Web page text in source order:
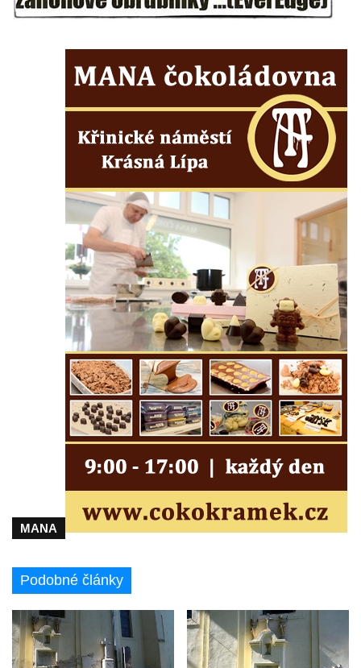
Lužici
Pamětní deska pochodu smrti v Saupsdorfu
Pomník obětem 2. světové války v parku
Památník obětem holokaustu v Lipové ulici
Pomník obětem válek v Jeníkově
Pamětní deska obětem 1. světové války na
kapli Panny Marie v Lahošti
Pomník obětem 2. světové války v parku v
Mikulášovicích
Pomník obětem bombardování 8. 5. 1945 v
ulici U Plovárny ve Frýdlantu
Pamětní deska Rumburské vzpoury na
Základní škole Tyršova v Rumburku
Socha Nepokořený v parku Rumburské
vzpoury v Rumburku
židovského hřbitova v Kovanicích
úřadě v Kovanicích
Kovanicích
Pomník obětem válek v Kněževsi
Pamětní deska Rudé armádě na radnici v
Trutnově
Pomník obětem koncentračního tábora na
MANA
Podobné články